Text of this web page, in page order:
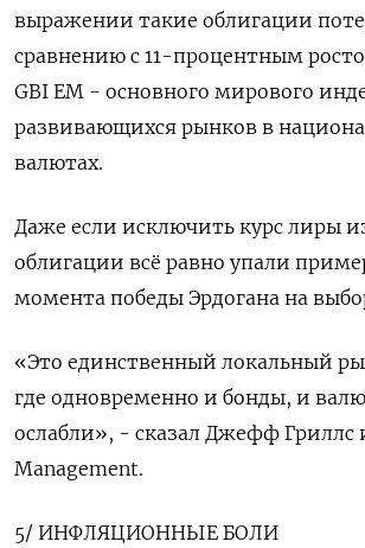
выражении такие облигации
сравнению с 11-процентным
GBI EM - основного мирового
развивающихся рынков в
валютах.
Даже если исключить курс лиры
облигации всё равно упали
момента победы Эрдогана на
«Это единственный локальный
где одновременно и бонды, и
ослабли», - сказал Джефф Гриллс
Management.
5/ ИНФЛЯЦИОННЫЕ БОЛИ